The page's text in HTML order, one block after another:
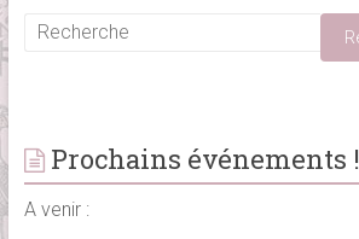
Prochains événements !
A venir :